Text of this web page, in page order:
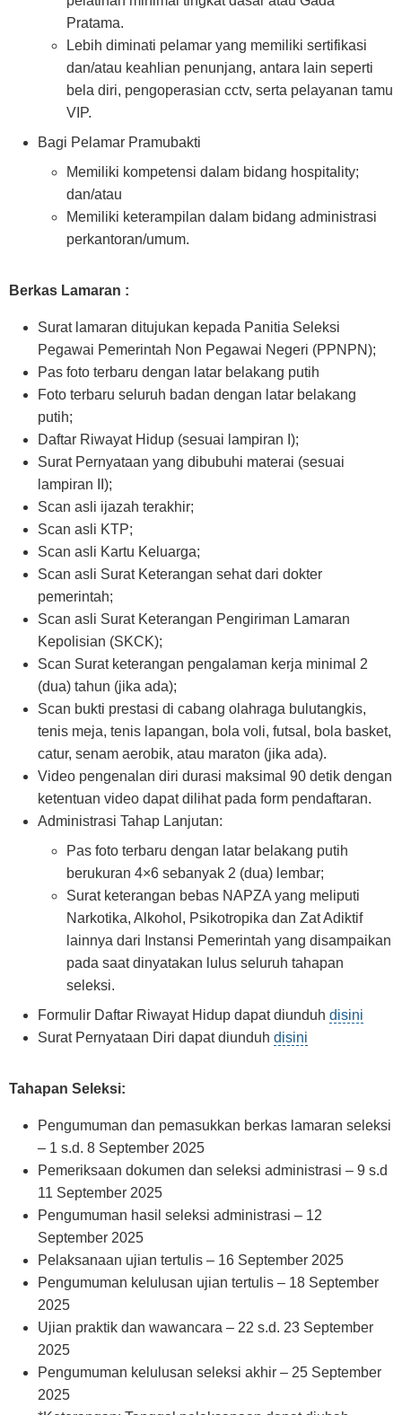
Pratama.
Lebih diminati pelamar yang memiliki sertifikasi
dan/atau keahlian penunjang, antara lain seperti
bela diri, pengoperasian cctv, serta pelayanan tamu
VIP.
Bagi Pelamar Pramubakti
Memiliki kompetensi dalam bidang hospitality;
dan/atau
Memiliki keterampilan dalam bidang administrasi
perkantoran/umum.
Berkas Lamaran :
Surat lamaran ditujukan kepada Panitia Seleksi
Pegawai Pemerintah Non Pegawai Negeri (PPNPN);
Pas foto terbaru dengan latar belakang putih
Foto terbaru seluruh badan dengan latar belakang
putih;
Daftar Riwayat Hidup (sesuai lampiran I);
Surat Pernyataan yang dibubuhi materai (sesuai
lampiran II);
Scan asli ijazah terakhir;
Scan asli KTP;
Scan asli Kartu Keluarga;
Scan asli Surat Keterangan sehat dari dokter
pemerintah;
Scan asli Surat Keterangan Pengiriman Lamaran
Kepolisian (SKCK);
Scan Surat keterangan pengalaman kerja minimal 2
(dua) tahun (jika ada);
Scan bukti prestasi di cabang olahraga bulutangkis,
tenis meja, tenis lapangan, bola voli, futsal, bola basket,
catur, senam aerobik, atau maraton (jika ada).
Video pengenalan diri durasi maksimal 90 detik dengan
ketentuan video dapat dilihat pada form pendaftaran.
Administrasi Tahap Lanjutan:
Pas foto terbaru dengan latar belakang putih
berukuran 4×6 sebanyak 2 (dua) lembar;
Surat keterangan bebas NAPZA yang meliputi
Narkotika, Alkohol, Psikotropika dan Zat Adiktif
lainnya dari Instansi Pemerintah yang disampaikan
pada saat dinyatakan lulus seluruh tahapan
seleksi.
Formulir Daftar Riwayat Hidup dapat diunduh disini
Surat Pernyataan Diri dapat diunduh disini
Tahapan Seleksi:
Pengumuman dan pemasukkan berkas lamaran seleksi
– 1 s.d. 8 September 2025
Pemeriksaan dokumen dan seleksi administrasi – 9 s.d
11 September 2025
Pengumuman hasil seleksi administrasi – 12
September 2025
Pelaksanaan ujian tertulis – 16 September 2025
Pengumuman kelulusan ujian tertulis – 18 September
2025
Ujian praktik dan wawancara – 22 s.d. 23 September
2025
Pengumuman kelulusan seleksi akhir – 25 September
2025